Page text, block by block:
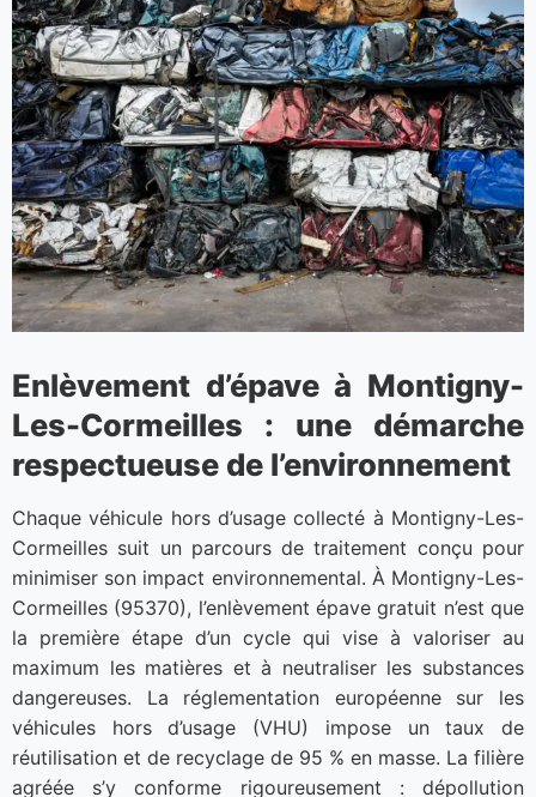
Enlèvement d’épave à Montigny-
Les-Cormeilles : une démarche
respectueuse de l’environnement
Chaque véhicule hors d’usage collecté à Montigny-Les-
Cormeilles suit un parcours de traitement conçu pour
minimiser son impact environnemental. À Montigny-Les-
Cormeilles (95370), l’enlèvement épave gratuit n’est que
la première étape d’un cycle qui vise à valoriser au
maximum les matières et à neutraliser les substances
dangereuses. La réglementation européenne sur les
véhicules hors d’usage (VHU) impose un taux de
réutilisation et de recyclage de 95 % en masse. La filière
agréée s’y conforme rigoureusement : dépollution